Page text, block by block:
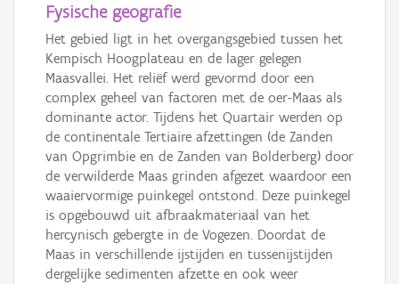
Fysische geografie
Het gebied ligt in het overgangsgebied tussen het
Kempisch Hoogplateau en de lager gelegen
Maasvallei. Het reliëf werd gevormd door een
complex geheel van factoren met de oer-Maas als
dominante actor. Tijdens het Quartair werden op
de continentale Tertiaire afzettingen (de Zanden
van Opgrimbie en de Zanden van Bolderberg) door
de verwilderde Maas grinden afgezet waardoor een
waaiervormige puinkegel ontstond. Deze puinkegel
is opgebouwd uit afbraakmateriaal van het
hercynisch gebergte in de Vogezen. Doordat de
Maas in verschillende ijstijden en tussenijstijden
dergelijke sedimenten afzette en ook weer